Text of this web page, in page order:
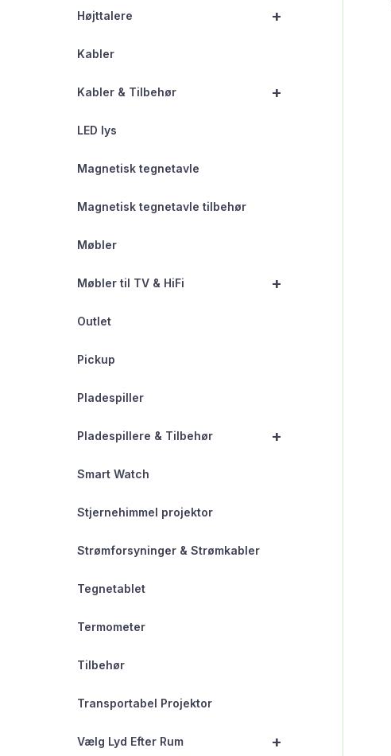
+
Højttalere
Kabler
+
Kabler & Tilbehør
LED lys
Magnetisk tegnetavle
Magnetisk tegnetavle tilbehør
Møbler
+
Møbler til TV & HiFi
Outlet
Pickup
Pladespiller
+
Pladespillere & Tilbehør
Smart Watch
Stjernehimmel projektor
Strømforsyninger & Strømkabler
Tegnetablet
Termometer
Tilbehør
Transportabel Projektor
+
Vælg Lyd Efter Rum